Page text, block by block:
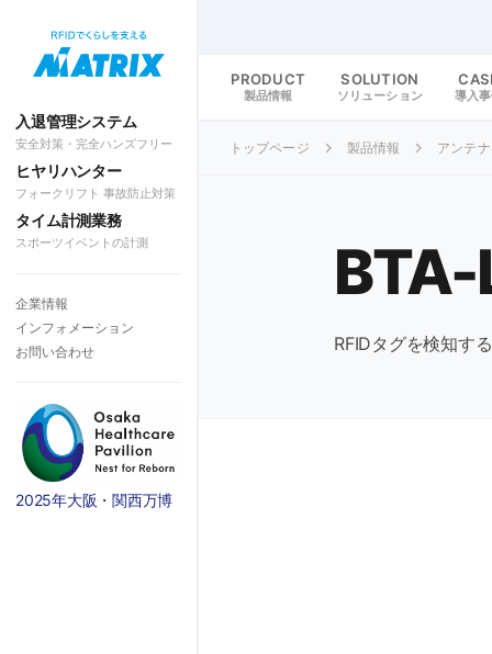
入退管理システム
安全対策・完全ハンズフリー
ヒヤリハンター
フォークリフト 事故防止対策
タイム計測業務
スポーツイベントの計測
企業情報
インフォメーション
お問い合わせ
2025年大阪・関西万博
PRODUCT
製品情報
SOLUTION
ソリューション 導入
トップページ 製品情報 アンテ
BTA-
RFIDタグを検知す